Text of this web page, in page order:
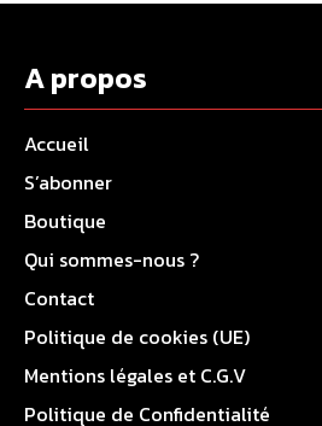
A propos
Accueil
S’abonner
Boutique
Qui sommes-nous ?
Contact
Politique de cookies (UE)
Mentions légales et C.G.V
Politique de Confidentialité